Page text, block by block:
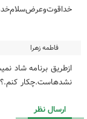
فاطمه زهرا
ازطریق برنامه شاد
نشدهاست.چکار کنم.؟
ارسال نظر